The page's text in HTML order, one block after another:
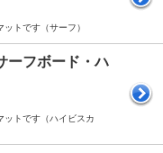
トです（サーフ）
ーフボード・ハ
ットです（ハイビスカ